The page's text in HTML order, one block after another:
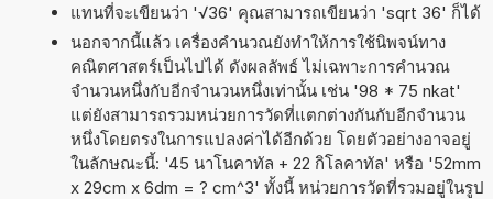
แทนที่จะเขียนว่า '√36' คุณสามารถเขียนว่า 'sqrt 36' ก็ได้
นอกจากนี้แล้ว เครื่องคำนวณยังทำให้การใช้นิพจน์ทาง
คณิตศาสตร์เป็นไปได้ ดังผลลัพธ์ ไม่เฉพาะการคำนวณ
จำนวนหนึ่งกับอีกจำนวนหนึ่งเท่านั้น เช่น '98 * 75 nkat'
แต่ยังสามารถรวมหน่วยการวัดที่แตกต่างกันกับอีกจำนวน
หนึ่งโดยตรงในการแปลงค่าได้อีกด้วย โดยตัวอย่างอาจอยู่
ในลักษณะนี้: '45 นาโนคาทัล + 22 กิโลคาทัล' หรือ '52mm
x 29cm x 6dm = ? cm^3' ทั้งนี้ หน่วยการวัดที่รวมอยู่ในรูป